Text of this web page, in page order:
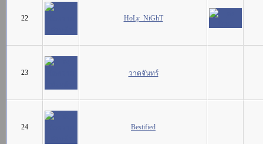
22 HoLy_NiGhT
23 วาดจันทร์
24 Bestified